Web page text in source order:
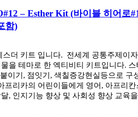
– Esther Kit (바이블 히어로
함)
스더 키트 입니다. 전세계 공통주제이
을 테마로 한 엑티비티 키트입니다.
이기, 점잇기, 색칠증강현실등으로 구
프리카의 어린이들에게 영어, 아프리
, 인지기능 향상 및 사회성 향상 교육